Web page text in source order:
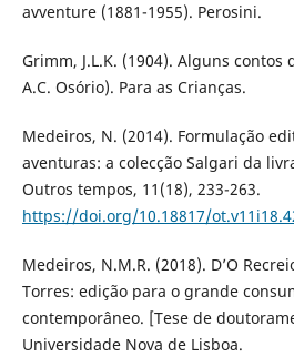
avventure (1881-1955). Perosini.
Grimm, J.L.K. (1904). Alguns contos
A.C. Osório). Para as Crianças.
Medeiros, N. (2014). Formulação
aventuras: a colecção Salgari da
Outros tempos, 11(18), 233-263.
https://doi.org/10.18817/
Medeiros, N.M.R. (2018). D’O
Torres: edição para o grande
contemporâneo. [Tese de
Universidade Nova de Lisboa.